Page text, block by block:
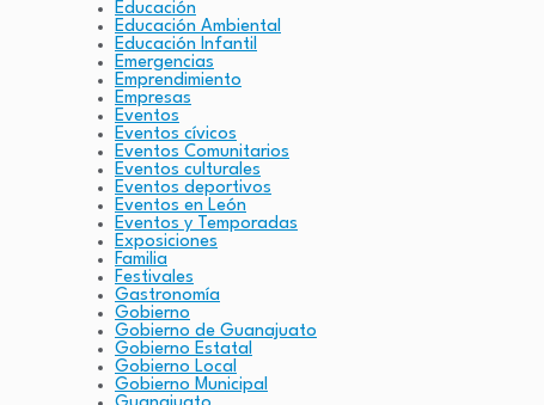
Educación
Educación Ambiental
Educación Infantil
Emergencias
Emprendimiento
Empresas
Eventos
Eventos cívicos
Eventos Comunitarios
Eventos culturales
Eventos deportivos
Eventos en León
Eventos y Temporadas
Exposiciones
Familia
Festivales
Gastronomía
Gobierno
Gobierno de Guanajuato
Gobierno Estatal
Gobierno Local
Gobierno Municipal